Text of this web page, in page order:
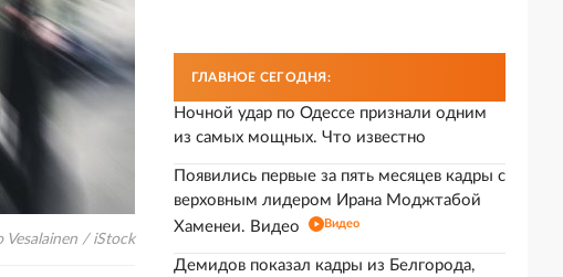
Vesalainen / iStock
ГЛАВНОЕ СЕГОДНЯ:
Ночной удар по Одессе признали одним
из самых мощных. Что известно
Появились первые за пять месяцев кадры с
верховным лидером Ирана Моджтабой
Хаменеи. Видео
Видео
Демидов показал кадры из Белгорода,